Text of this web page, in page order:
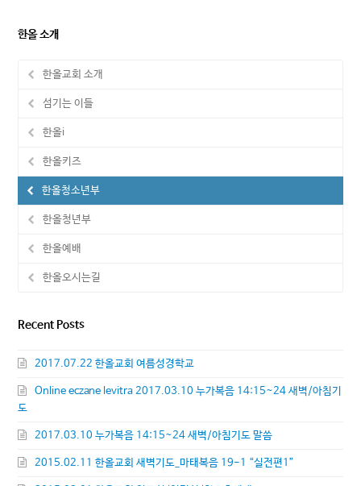
한올 소개
한올교회 소개
섬기는 이들
한올i
한올키즈
한올청소년부
한올청년부
한올예배
한올오시는길
Recent Posts
2017.07.22 한올교회 여름성경학교
Online eczane levitra 2017.03.10 누가복음 14:15~24 새벽/아침기
도
2017.03.10 누가복음 14:15~24 새벽/아침기도 말씀
2015.02.11 한올교회 새벽기도_마태복음 19-1 “실전편1”